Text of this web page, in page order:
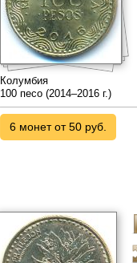
Колумбия
100 песо (2014–2016 г.)
6 монет от 50 руб.